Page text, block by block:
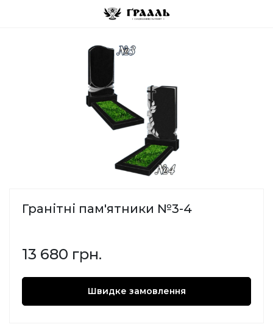
Гранітні пам'ятники №3-4
13 680 грн.
Швидке замовлення